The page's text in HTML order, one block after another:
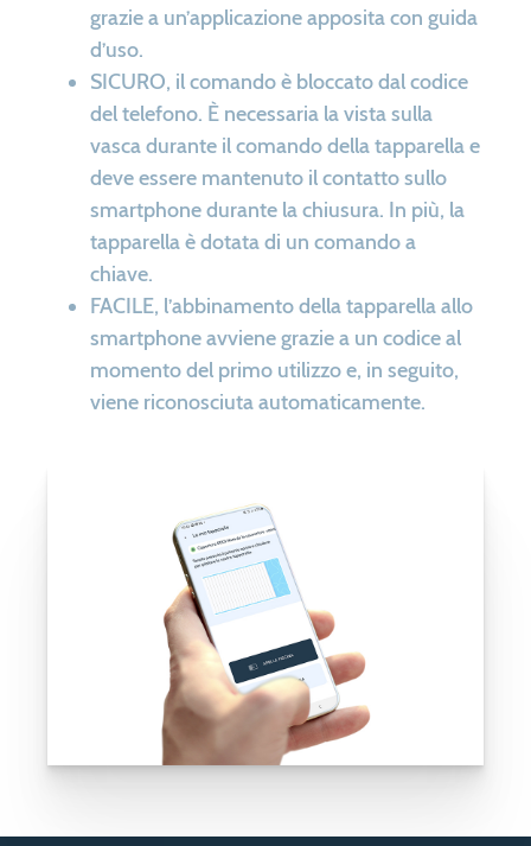
grazie a un’applicazione apposita con guida
d’uso.
SICURO, il comando è bloccato dal codice
del telefono. È necessaria la vista sulla
vasca durante il comando della tapparella e
deve essere mantenuto il contatto sullo
smartphone durante la chiusura. In più, la
tapparella è dotata di un comando a
chiave.
FACILE, l’abbinamento della tapparella allo
smartphone avviene grazie a un codice al
momento del primo utilizzo e, in seguito,
viene riconosciuta automaticamente.